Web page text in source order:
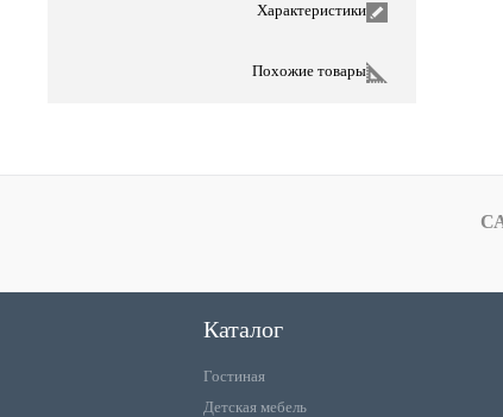
Характеристики
Похожие товары
Каталог
Гостиная
Детская мебель